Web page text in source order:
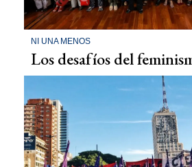
NI UNA MENOS
Los desafíos del